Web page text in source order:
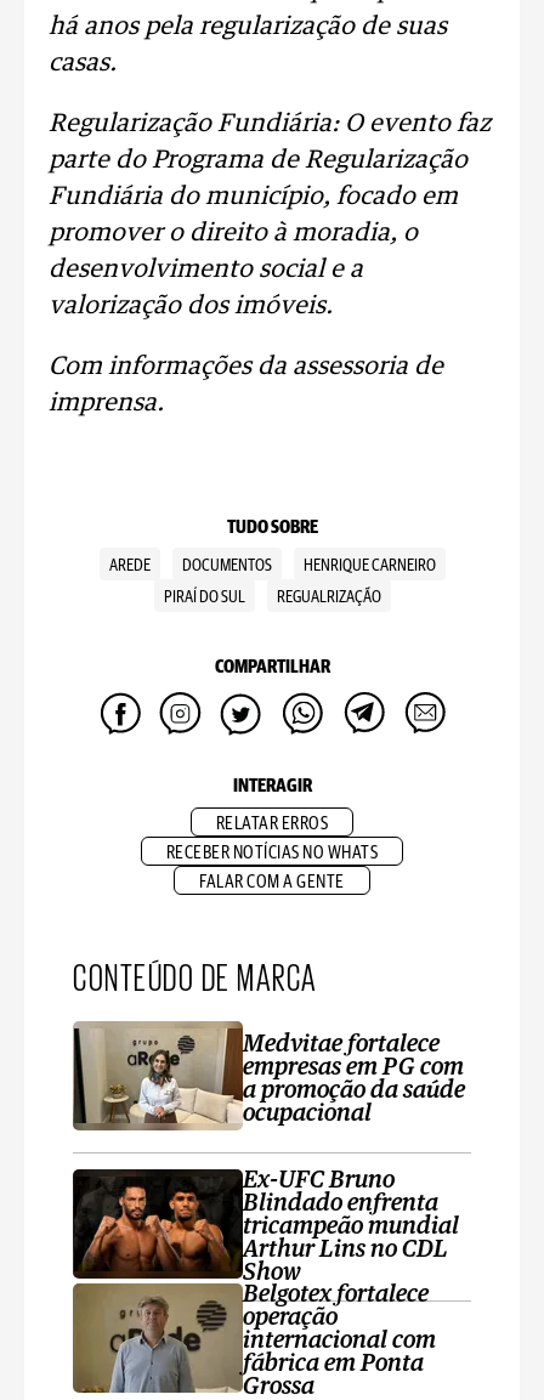
há anos pela regularização de suas
casas.
Regularização Fundiária: O evento faz
parte do Programa de Regularização
Fundiária do município, focado em
promover o direito à moradia, o
desenvolvimento social e a
valorização dos imóveis.
Com informações da assessoria de
imprensa.
TUDO SOBRE
AREDE DOCUMENTOS
HENRIQUE CARNEIRO
PIRAÍ DO SUL
REGUALRIZAÇÃO
COMPARTILHAR
INTERAGIR
RELATAR ERROS
RECEBER NOTÍCIAS NO WHATS
FALAR COM A GENTE
CONTEÚDO DE MARCA
Medvitae fortalece
empresas em PG com
a promoção da saúde
ocupacional
Ex-UFC Bruno
Blindado enfrenta
tricampeão mundial
Arthur Lins no CDL
Show
Belgotex fortalece
operação
internacional com
fábrica em Ponta
Grossa